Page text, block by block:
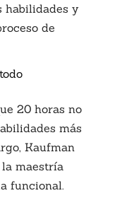
habilidades y
de
20 horas no
más
Kaufman
maestría
funcional.